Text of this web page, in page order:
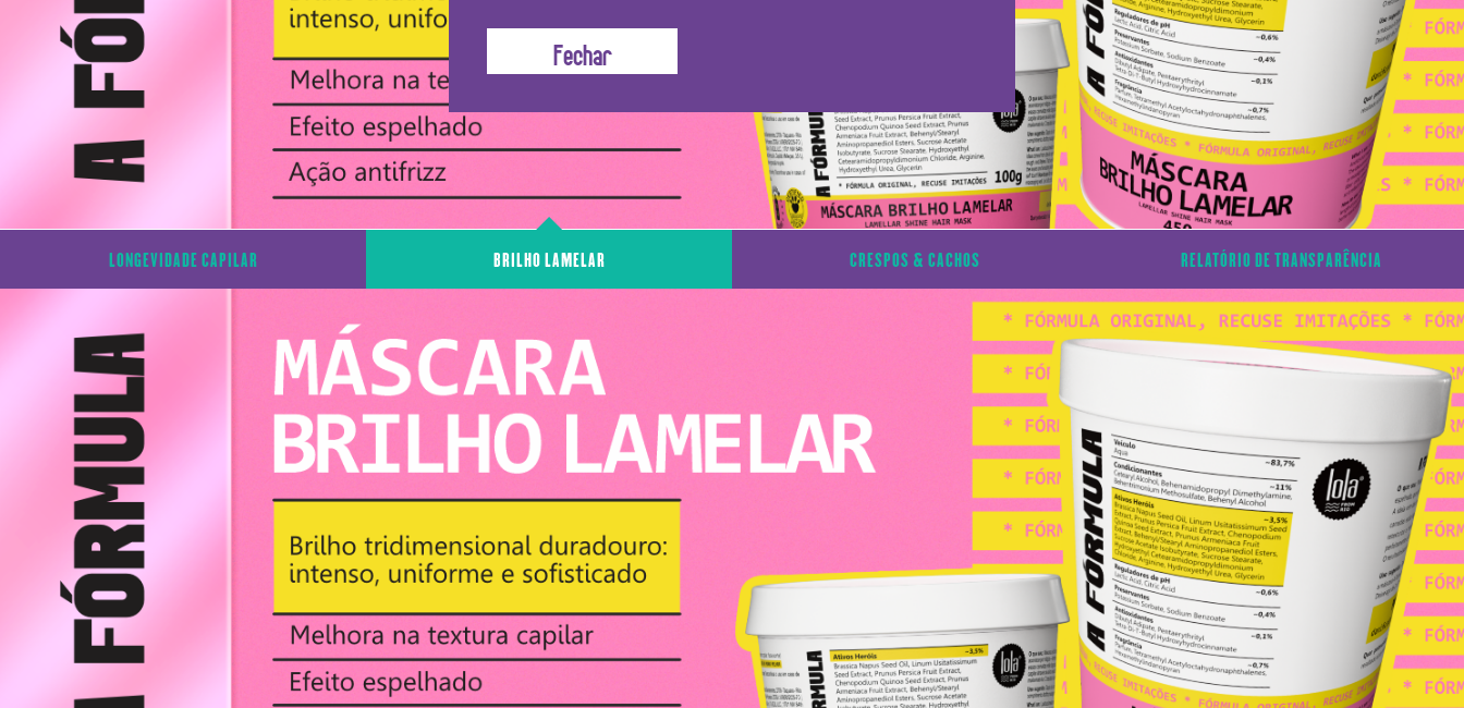
LONGEVIDADE CAPILAR BRILHO LAMELAR CRESPOS & CACHOS RELATÓRIO DE TRANSPARÊNCIA